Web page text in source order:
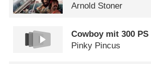
Arnold Stoner
Cowboy mit 300 PS
Pinky Pincus